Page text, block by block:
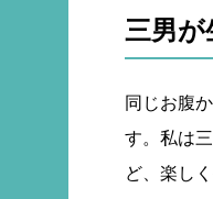
三男が
同じお腹
す。私は
ど、楽し